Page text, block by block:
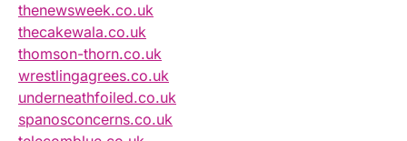
thenewsweek.co.uk
thecakewala.co.uk
thomson-thorn.co.uk
wrestlingagrees.co.uk
underneathfoiled.co.uk
spanosconcerns.co.uk